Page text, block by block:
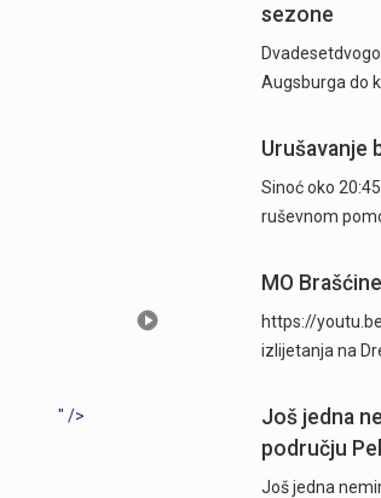
sezone
Augsburga do
Urušavanje
Sinoć oko
ruševnom
MO
https://
izlijetanja na
" />
Još jedna
području
Još jedna